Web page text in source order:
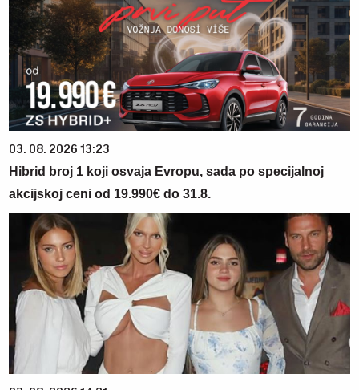
03. 08. 2026 13:23
Hibrid broj 1 koji osvaja Evropu, sada po specijalnoj
akcijskoj ceni od 19.990€ do 31.8.